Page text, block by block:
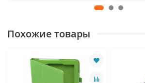
Похожие товары